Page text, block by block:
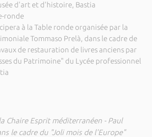
d'art et d'histoire, Bastia
ronde
à la Table ronde organisée par la
Tommaso Prelà, dans le cadre de
de restauration de livres anciens par
du Patrimoine" du Lycée professionnel
Chaire Esprit méditerranéen - Paul
le cadre du "Joli mois de l'Europe"